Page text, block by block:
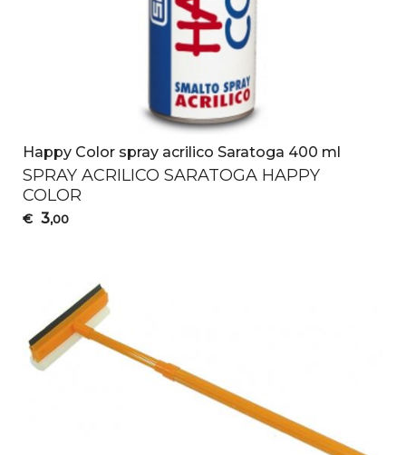
Happy Color spray acrilico Saratoga 400 ml
SPRAY ACRILICO SARATOGA HAPPY
COLOR
€ 3,00